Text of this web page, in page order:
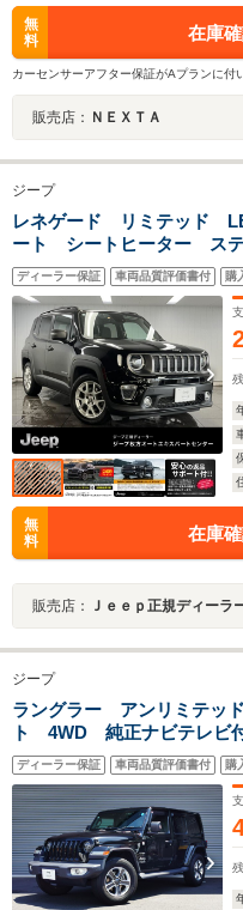
無
料
在庫
カーセンサーアフター保証がAプランに付
販売店： ＮＥＸＴＡ
ジープ
レネゲード リミテッド
ート シートヒーター ス
AppleCarPlay Bluetooth
衝突警報 アダプティブク
カメラ 認定中古車保証
ディーラー保証 車両品質評価書付 購
無
料
在庫
販売店： Ｊｅｅｐ正規ディーラー
ジープ
ラングラー アンリミテッ
ト 4WD 純正ナビテレビ
ドカメラ搭載 シートヒー
インスピーカー 認定中古
ディーラー保証 車両品質評価書付 購